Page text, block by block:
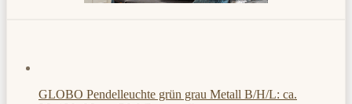
GLOBO Pendelleuchte grün grau Metall B/H/L: ca.